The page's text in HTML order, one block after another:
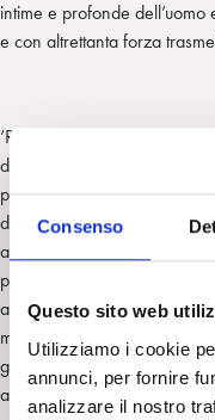
Consenso
Questo sito web
Utilizziamo i cookie
annunci, per fornire
analizzare il nostro
intime e profonde
e con altrettanta forza
‘Red Amnesia’ di Wang
dramma, mantenendo alta
prima all’ultima scena. La
donna anziana che ha da
appaia fisicamente fragile,
prende cura dell’anziana
attenzioni eccessive ai figli,
minore omosessuale (come
giorni viene disturbata e
anonime e atti intimidatori